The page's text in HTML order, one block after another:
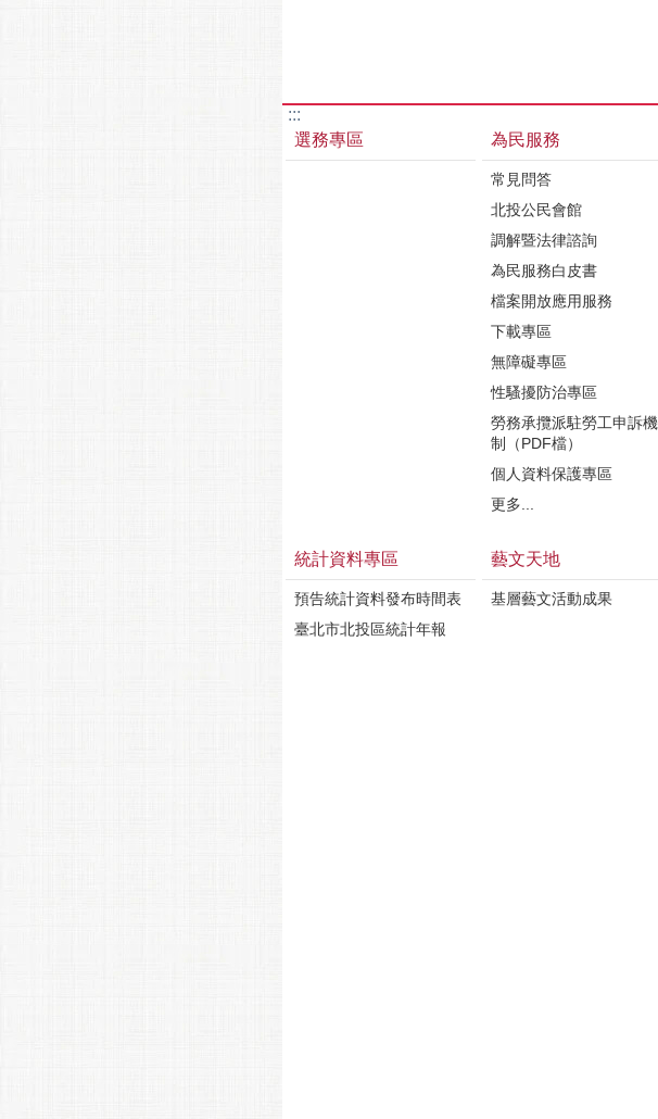
:::
選務專區
為民服務
常見問答
北投公民會館
調解暨法律諮詢
為民服務白皮書
檔案開放應用服務
下載專區
無障礙專區
性騷擾防治專區
勞務承攬派駐勞工申訴機
制（PDF檔）
個人資料保護專區
更多...
統計資料專區
預告統計資料發布時間表
臺北市北投區統計年報
藝文天地
基層藝文活動成果